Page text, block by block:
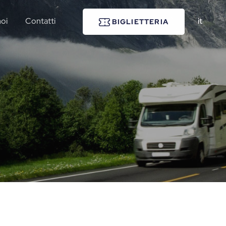
Contatti BIGLIETTERIA it